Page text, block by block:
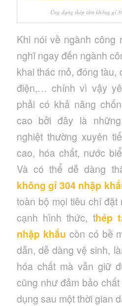
Ứng dụng thép tấm không gỉ
Khi nói về ngành công
nghĩ ngay đến ngành
khai thác mỏ, đóng tàu,
điện,… chính vì vậy
phải có khả năng
cao bởi đây là
nghiệt thường xuyên
cao, hóa chất, nước
Và có thể dễ dàng
không gỉ 304 nhập
toàn bộ mọi tiêu chí
cạnh hình thức, thép
nhập khẩu còn có bề
dẫn, dễ dàng vệ sinh,
hóa chất mà vẫn giữ
cũng như đảm bảo
dụng sau một thời gian